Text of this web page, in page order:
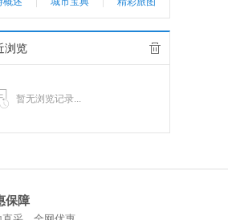
浏览
暂无浏览记录...
保障